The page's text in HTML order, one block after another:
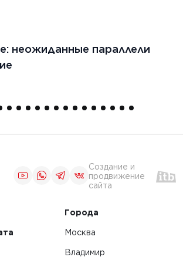
неожиданные параллели
Создание и
продвижение
сайта
Города
Москва
Владимир